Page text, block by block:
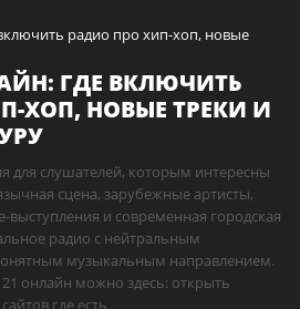
ГДЕ ВКЛЮЧИТЬ
ХОП, НОВЫЕ ТРЕКИ И
для слушателей, которым интересны
сцена, зарубежные артисты,
и современная городская
радио с нейтральным
музыкальным направлением.
онлайн можно здесь: открыть
где есть